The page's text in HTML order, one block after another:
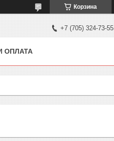
Корзина
+7 (705) 324-73-55
ОПЛАТА